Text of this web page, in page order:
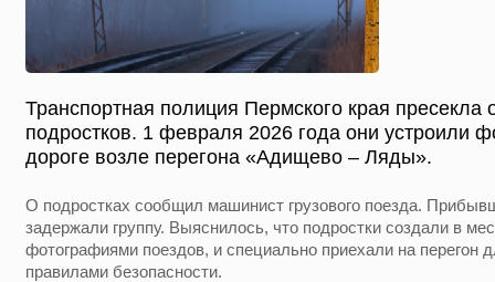
Транспортная полиция Пермского края пресекла
подростков. 1 февраля 2026 года они устроили
дороге возле перегона «Адищево – Ляды».
О подростках сообщил машинист грузового поезда.
задержали группу. Выяснилось, что подростки создали в
фотографиями поездов, и специально приехали на перегон
правилами безопасности.